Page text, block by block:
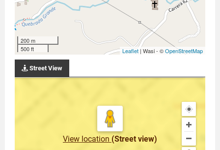
200 m
500 ft
Leaflet | Wasi - ©OpenStreetMap
Street View
View location (Street view)